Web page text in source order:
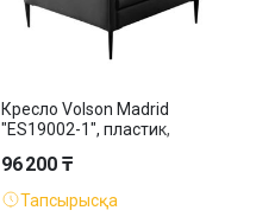
Кресло Volson Madrid
"ES19002-1", пластик,
96 200 ₸
Тапсырысқа